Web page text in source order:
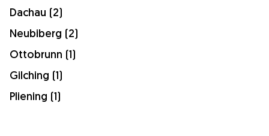
Dachau (2)
Neubiberg (2)
Ottobrunn (1)
Gilching (1)
Pliening (1)